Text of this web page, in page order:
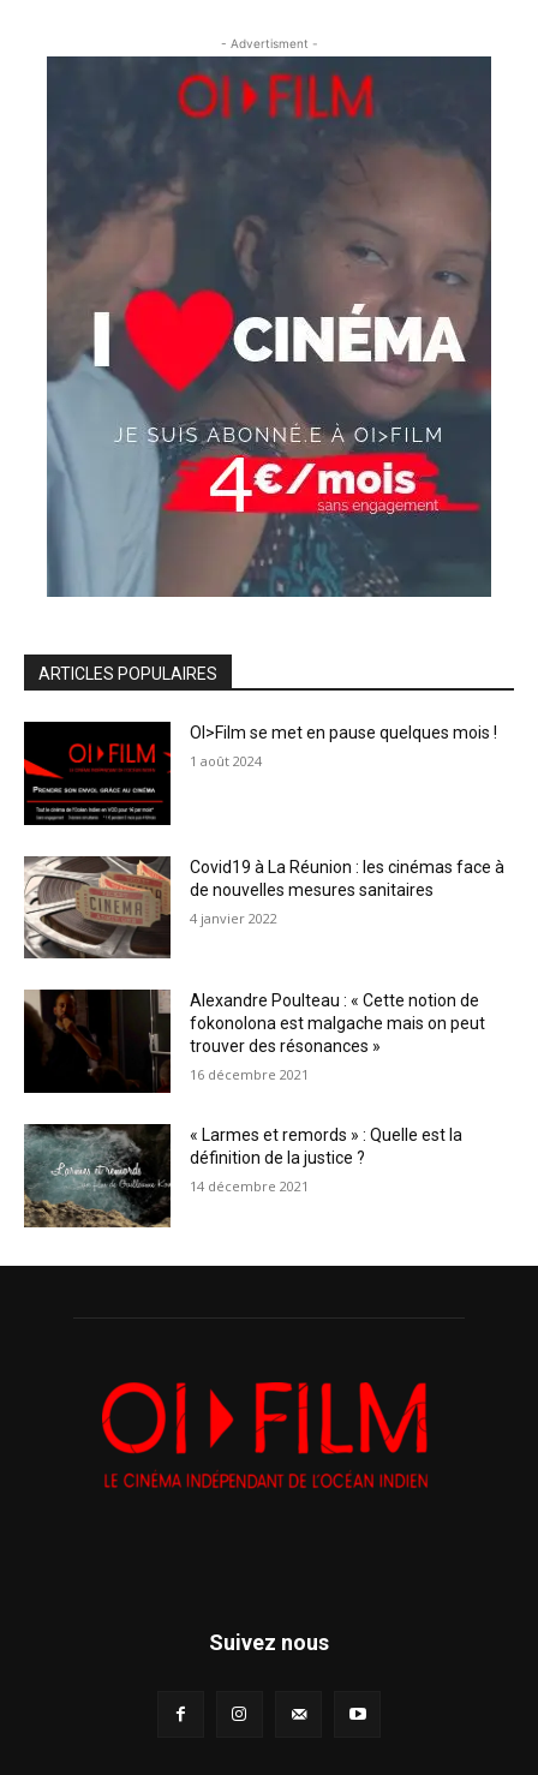
- Advertisment -
ARTICLES POPULAIRES
OI>Film se met en pause quelques mois !
1 août 2024
Covid19 à La Réunion : les cinémas face à
de nouvelles mesures sanitaires
4 janvier 2022
Alexandre Poulteau : « Cette notion de
fokonolona est malgache mais on peut
trouver des résonances »
16 décembre 2021
« Larmes et remords » : Quelle est la
définition de la justice ?
14 décembre 2021
Suivez nous